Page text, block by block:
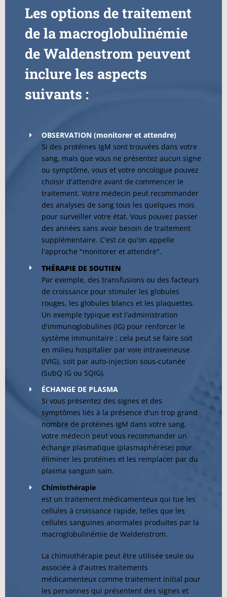
Les options de traitement
de la macroglobulinémie
de Waldenstrom peuvent
inclure les aspects
suivants :
OBSERVATION (monitorer et attendre)
Si des protéines IgM sont trouvées dans votre
sang, mais que vous ne présentez aucun signe
ou symptôme, vous et votre oncologue pouvez
choisir d'attendre avant de commencer le
traitement. Votre médecin peut recommander
des analyses de sang tous les quelques mois
pour surveiller votre état. Vous pouvez passer
des années sans avoir besoin de traitement
supplémentaire. C'est ce qu'on appelle
l'approche "monitorer et attendre".
THÉRAPIE DE SOUTIEN
Par exemple, des transfusions ou des facteurs
de croissance pour stimuler les globules
rouges, les globules blancs et les plaquettes.
Un exemple typique est l'administration
d'immunoglobulines (IG) pour renforcer le
système immunitaire ; cela peut se faire soit
en milieu hospitalier par voie intraveineuse
(IVIG), soit par auto-injection sous-cutanée
(SubQ IG ou SQIG).
ÉCHANGE DE PLASMA
Si vous présentez des signes et des
symptômes liés à la présence d'un trop grand
nombre de protéines IgM dans votre sang,
votre médecin peut vous recommander un
échange plasmatique (plasmaphérèse) pour
éliminer les protéines et les remplacer par du
plasma sanguin sain.
Chimiothérapie
est un traitement médicamenteux qui tue les
cellules à croissance rapide, telles que les
cellules sanguines anormales produites par la
macroglobulinémie de Waldenstrom.
La chimiothérapie peut être utilisée seule ou
associée à d'autres traitements
médicamenteux comme traitement initial pour
les personnes qui présentent des signes et